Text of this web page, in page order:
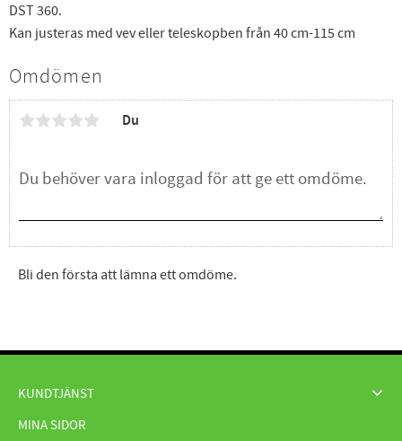
DST 360.
Kan justeras med vev eller teleskopben från 40 cm-115 cm
Omdömen
Du
Bli den första att lämna ett omdöme.
KUNDTJÄNST
MINA SIDOR